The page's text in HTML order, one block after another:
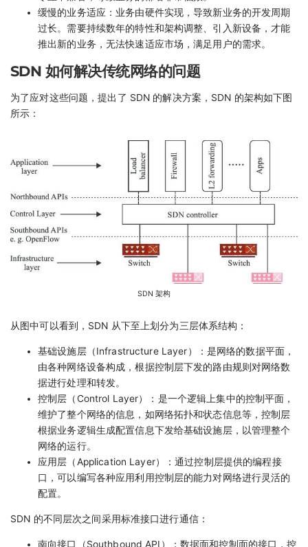
缓慢的业务适应：业务由硬件实现，导致新业务的开发周期
过长。需要持续数年的特性和架构调整、引入新设备，才能
推出新的业务，无法快速适应市场，满足用户的需求。
SDN 如何解决传统网络的问题
为了应对这些问题，提出了 SDN 的解决方案，SDN 的架构如下图
所示：
SDN 架构
从图中可以看到，SDN 从下至上划分为三层体系结构：
基础设施层（Infrastructure Layer）：是网络的数据平面，
由各种网络设备构成，根据控制层下发的路由规则对网络数
据进行处理和转发。
控制层（Control Layer）：是一个逻辑上集中的控制平面，
维护了整个网络的信息，如网络拓扑和状态信息等，控制层
根据业务逻辑生成配置信息下发给基础设施层，以管理整个
网络的运行。
应用层（Application Layer）：通过控制层提供的编程接
口，可以编写各种应用利用控制层的能力对网络进行灵活的
配置。
SDN 的不同层次之间采用标准接口进行通信：
南向接口（Southbound API）：数据面和控制面的接口，控